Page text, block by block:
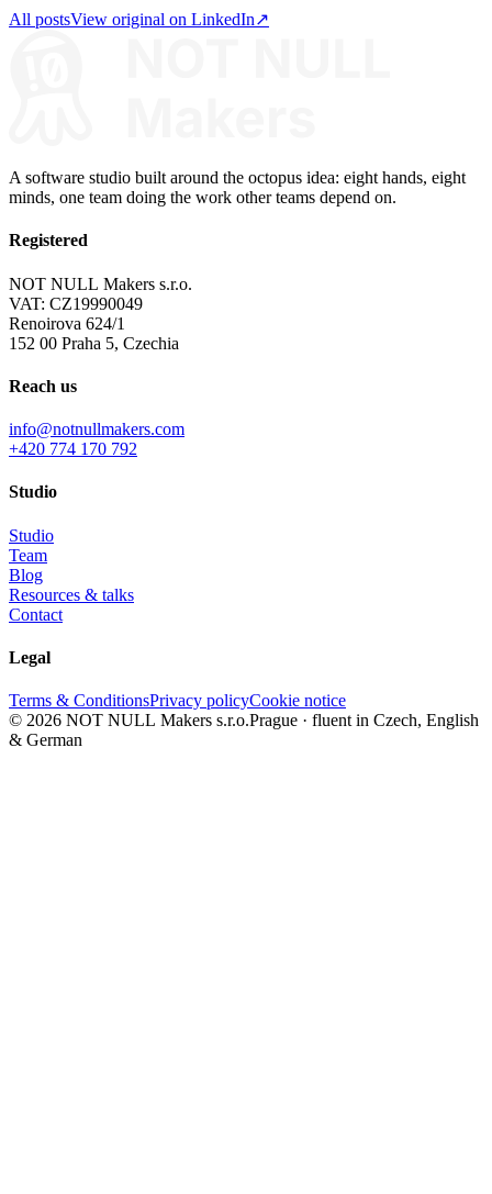
All postsView original on LinkedIn↗
A software studio built around the octopus idea: eight hands, eight
minds, one team doing the work other teams depend on.
Registered
NOT NULL Makers s.r.o.
VAT: CZ19990049
Renoirova 624/1
152 00 Praha 5, Czechia
Reach us
info@notnullmakers.com
+420 774 170 792
Studio
Studio
Team
Blog
Resources & talks
Contact
Legal
Terms & ConditionsPrivacy policyCookie notice
© 2026 NOT NULL Makers s.r.o.Prague · fluent in Czech, English
& German